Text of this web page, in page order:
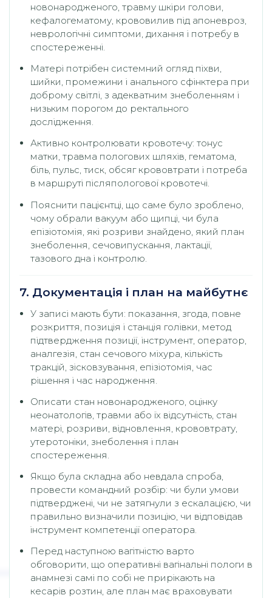
новонародженого, травму шкіри голови,
кефалогематому, крововилив під апоневроз,
неврологічні симптоми, дихання і потребу в
спостереженні.
Матері потрібен системний огляд піхви,
шийки, промежини і анального сфінктера при
доброму світлі, з адекватним знеболенням і
низьким порогом до ректального
дослідження.
Активно контролювати кровотечу: тонус
матки, травма пологових шляхів, гематома,
біль, пульс, тиск, обсяг крововтрати і потреба
в маршруті післяпологової кровотечі.
Пояснити пацієнтці, що саме було зроблено,
чому обрали вакуум або щипці, чи була
епізіотомія, які розриви знайдено, який план
знеболення, сечовипускання, лактації,
тазового дна і контролю.
7. Документація і план на майбутнє
У записі мають бути: показання, згода, повне
розкриття, позиція і станція голівки, метод
підтвердження позиції, інструмент, оператор,
аналгезія, стан сечового міхура, кількість
тракцій, зісковзування, епізіотомія, час
рішення і час народження.
Описати стан новонародженого, оцінку
неонатологів, травми або їх відсутність, стан
матері, розриви, відновлення, крововтрату,
утеротоніки, знеболення і план
спостереження.
Якщо була складна або невдала спроба,
провести командний розбір: чи були умови
підтверджені, чи не затягнули з ескалацією, чи
правильно визначили позицію, чи відповідав
інструмент компетенції оператора.
Перед наступною вагітністю варто
обговорити, що оперативні вагінальні пологи в
анамнезі самі по собі не прирікають на
кесарів розтин, але план має враховувати